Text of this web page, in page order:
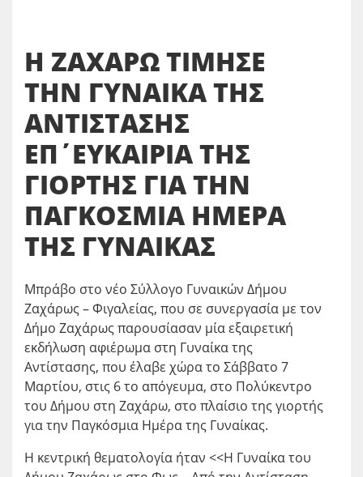
Η ΖΑΧΑΡΩ ΤΙΜΗΣΕ
ΤΗΝ ΓΥΝΑΙΚΑ ΤΗΣ
ΑΝΤΙΣΤΑΣΗΣ
ΕΠ΄ΕΥΚΑΙΡΙΑ ΤΗΣ
ΓΙΟΡΤΗΣ ΓΙΑ ΤΗΝ
ΠΑΓΚΟΣΜΙΑ ΗΜΕΡΑ
ΤΗΣ ΓΥΝΑΙΚΑΣ
Μπράβο στο νέο Σύλλογο Γυναικών Δήμου
Ζαχάρως – Φιγαλείας, που σε συνεργασία με τον
Δήμο Ζαχάρως παρουσίασαν μία εξαιρετική
εκδήλωση αφιέρωμα στη Γυναίκα της
Αντίστασης, που έλαβε χώρα το Σάββατο 7
Μαρτίου, στις 6 το απόγευμα, στο Πολύκεντρο
του Δήμου στη Ζαχάρω, στο πλαίσιο της γιορτής
για την Παγκόσμια Ημέρα της Γυναίκας.
Η κεντρική θεματολογία ήταν <<Η Γυναίκα του